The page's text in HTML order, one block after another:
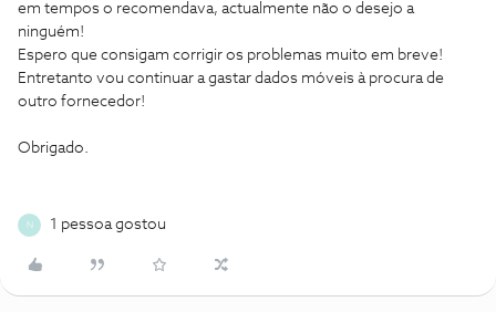
em tempos o recomendava, actualmente não o desejo a
ninguém!
Espero que consigam corrigir os problemas muito em breve!
Entretanto vou continuar a gastar dados móveis à procura de
outro fornecedor!
Obrigado.
N 1 pessoa gostou